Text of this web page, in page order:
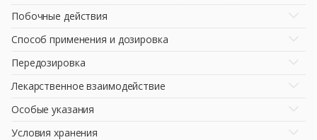
Побочные действия
Способ применения и дозировка
Передозировка
Лекарственное взаимодействие
Особые указания
Условия хранения